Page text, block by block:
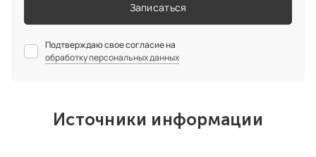
Записаться
Подтверждаю свое согласие на
обработку персональных данных
Источники информации